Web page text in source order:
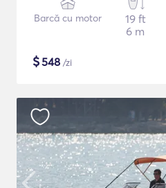
Barcă cu motor
19 ft
6 m
$548 /zi